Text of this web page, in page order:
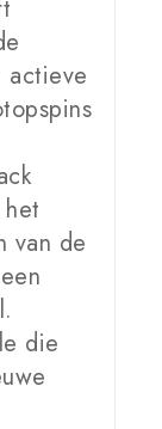
van de
die